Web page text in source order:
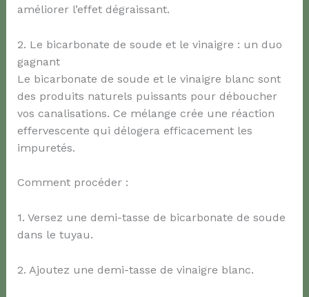
améliorer l’effet dégraissant.
2. Le bicarbonate de soude et le vinaigre : un duo
gagnant
Le bicarbonate de soude et le vinaigre blanc sont
des produits naturels puissants pour déboucher
vos canalisations. Ce mélange crée une réaction
effervescente qui délogera efficacement les
impuretés.
Comment procéder :
1. Versez une demi-tasse de bicarbonate de soude
dans le tuyau.
2. Ajoutez une demi-tasse de vinaigre blanc.